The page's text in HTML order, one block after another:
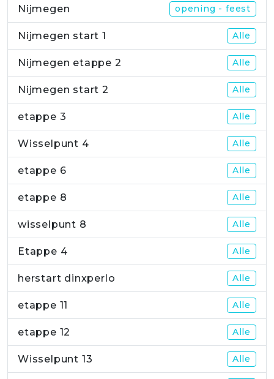
Nijmegen opening - feest
Nijmegen start 1 Alle
Nijmegen etappe 2 Alle
Nijmegen start 2 Alle
etappe 3 Alle
Wisselpunt 4 Alle
etappe 6 Alle
etappe 8 Alle
wisselpunt 8 Alle
Etappe 4 Alle
herstart dinxperlo Alle
etappe 11 Alle
etappe 12 Alle
Wisselpunt 13 Alle